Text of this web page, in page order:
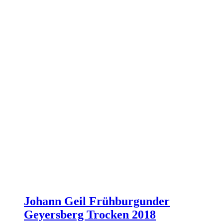
Johann Geil Frühburgunder
Geyersberg Trocken 2018